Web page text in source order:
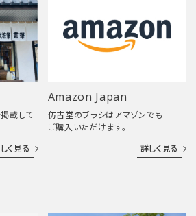
載して
く見る
Amazon Japan
仿古堂のブラシはアマゾンでも
ご購入いただけます。
詳しく見る